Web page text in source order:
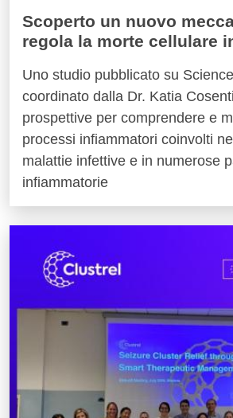
Scoperto un nuovo
regola la morte cellulare
Uno studio pubblicato su
coordinato dalla Dr. Katia
prospettive per comprendere e
processi infiammatori coinvolti
malattie infettive e in numerose
infiammatorie